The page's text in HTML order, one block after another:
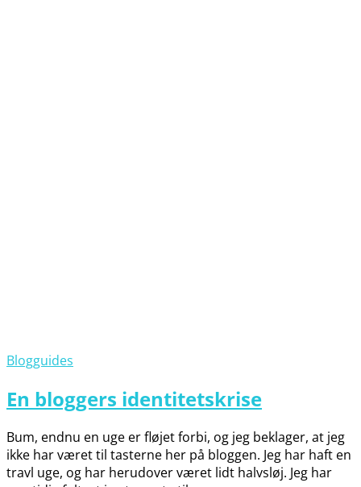
Blogguides
En bloggers identitetskrise
Bum, endnu en uge er fløjet forbi, og jeg beklager, at jeg
ikke har været til tasterne her på bloggen. Jeg har haft en
travl uge, og har herudover været lidt halvsløj. Jeg har